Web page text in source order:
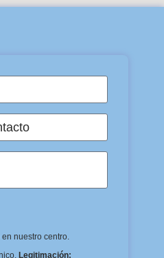
nuestro centro.
Legitimación: